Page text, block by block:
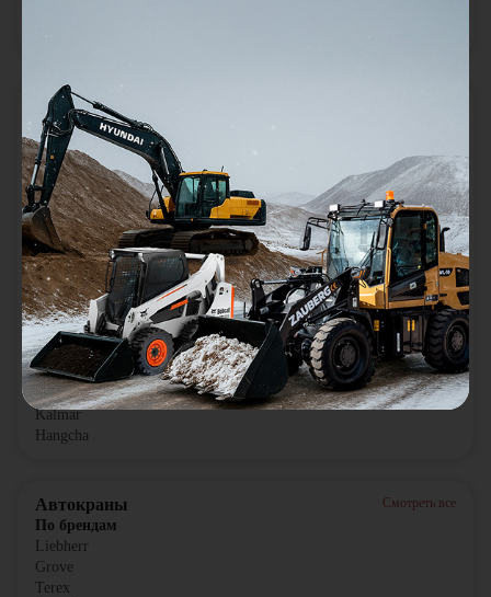
Портовая техника
По типам
Телескопические погрузчики
Контейнерные погрузчики (ричстакеры)
По брендам
JCB
Manitou
Bobcat
Heli
Dieci
Haulotte
Merlo
Zauberg
TCM
Lonking
Kalmar
Hangcha
Автокраны Смотреть все
По брендам
Liebherr
Grove
Terex